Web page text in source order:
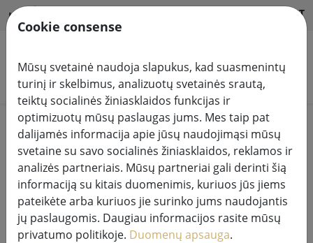
LT HILFE & SUPPORT
Ieškoti produktų
Home Pardavimas%
"Broste Copenhagen" žvakė "Bend"
16 cm pilka
Cookie consense
Mūsų svetainė naudoja slapukus, kad suasmenintų
turinį ir skelbimus, analizuotų svetainės srautą,
teiktų socialinės žiniasklaidos funkcijas ir
optimizuotų mūsų paslaugas jums. Mes taip pat
dalijamės informacija apie jūsų naudojimąsi mūsų
svetaine su savo socialinės žiniasklaidos, reklamos ir
analizės partneriais. Mūsų partneriai gali derinti šią
informaciją su kitais duomenimis, kuriuos jūs jiems
pateikėte arba kuriuos jie surinko jums naudojantis
jų paslaugomis. Daugiau informacijos rasite mūsų
privatumo politikoje. Duomenų apsauga.